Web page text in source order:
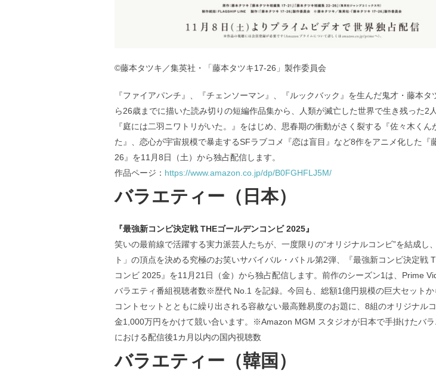
©藤本タツキ／集英社・「藤本タツキ17-26」製作委員会
『ファイアパンチ』、『チェンソーマン』、『ルックバック』を生んだ鬼才・藤本タ
ら26歳までに描いた読み切りの短編作品集から、人類が滅亡した世界で生き残った2
『庭には二羽ニワトリがいた。』をはじめ、思春期の衝動がさく裂する『佐々木くん
た』、恋心が宇宙規模で暴走するSFラブコメ『恋は盲目』など8作をアニメ化した『
26』を11月8日（土）から独占配信します。
作品ページ： https://www.amazon.co.jp/dp/B0FGHFLJ5M/
バラエティー（日本）
『最強新コンビ決定戦 THEゴールデンコンビ 2025』
笑いの最前線で活躍する実力派芸人たちが、一度限りの“オリジナルコンビ”を結成し
ト」の頂点を決める究極のお笑いサバイバル・バトル第2弾、『最強新コンビ決定戦
コンビ 2025』を11月21日（金）から独占配信します。前作のシーズン1は、Prime
バラエティ番組視聴者数※歴代 No.1 を記録。今回も、総額1億円規模の巨大セットか
コントセットとともに繰り出される容赦ない最高難易度のお題に、8組のオリジナル
金1,000万円をかけて競い合います。※Amazon MGM スタジオが日本で手掛けたバ
における配信後1カ月以内の国内視聴数
バラエティー（韓国）